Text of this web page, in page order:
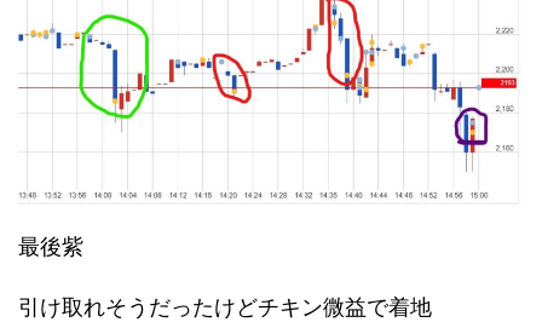
最後紫
引け取れそうだったけどチキン微益で着地